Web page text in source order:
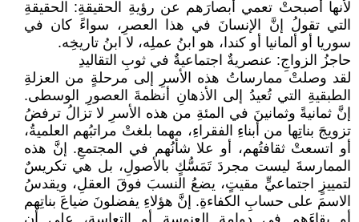
لأنها أصبحتْ تعمي أبصارَهم عن رؤيةِ الحقيقةِ: الحقيقةِ
التي تقولُ إنَّ الإنسانَ في هذا العصرِ، سواءً كان في
سوريا أو ألمانيا أو كندا، هو ابنُ عملِه، لا ابنُ تاريخِه.
حاجزُ الزواجِ: عنصريةٌ اجتماعيةٌ في ثوبِ التقاليدِ
لقد وصلتْ ممارساتُ هذه الأسرِ إلى مرحلةٍ من العزلةِ
الطبقيةِ التي تُعيدُ إلى الأذهانِ أنظمةَ العصورِ الوسطى.
إنَّ ثمانيةً وثمانينَ في المئةِ من هذه الأسرِ لا تزالُ ترفضُ
تزويجَ بناتِها من أبناءِ الفقراءِ، مهما بلغتْ مراتبُهم العلميةُ،
أو اتسعتْ ثقافتُهم، أو علا شأنُهم في المجتمعِ. إنَّ هذه
الممارسةَ ليست مجردَ تَمَسُّكٍ بالأصولِ، بل هي تكريسٌ
لتمييزٍ اجتماعيٍّ مقيتٍ، يضعُ النسبَ فوقَ العقلِ، ويقدسُ
الاسمَ على حسابِ الكفاءةِ. إنَّ هؤلاءِ يفضلونَ ضياعَ بناتِهم